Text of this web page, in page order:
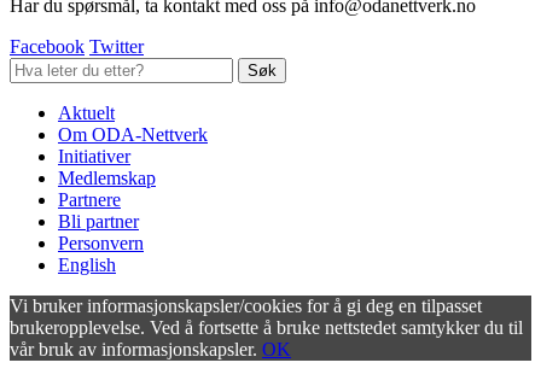
Har du spørsmål, ta kontakt med oss på info@odanettverk.no
Facebook Twitter
Aktuelt
Om ODA-Nettverk
Initiativer
Medlemskap
Partnere
Bli partner
Personvern
English
Vi bruker informasjonskapsler/cookies for å gi deg en tilpasset
brukeropplevelse. Ved å fortsette å bruke nettstedet samtykker du til
vår bruk av informasjonskapsler. OK